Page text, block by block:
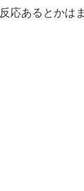
あるとかは